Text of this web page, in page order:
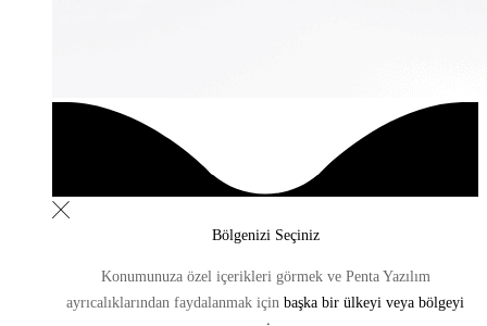
Bölgenizi Seçiniz
Konumunuza özel içerikleri görmek ve Penta Yazılım
ayrıcalıklarından faydalanmak için başka bir ülkeyi veya bölgeyi